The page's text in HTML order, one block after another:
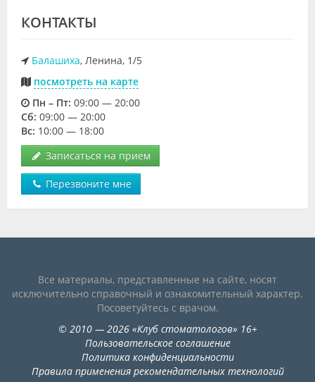
КОНТАКТЫ
Балашиха, Ленина, 1/5
посмотреть на карте
Пн – Пт: 09:00 — 20:00
Cб: 09:00 — 20:00
Вс: 10:00 — 18:00
Записаться на прием
Перезвоните мне
Все материалы, представленные на сайте, носят
исключительно справочный и ознакомительный характер.
Посоветуйтесь с врачом.
© 2010— 2026«Клуб стоматологов» 16+
Пользовательское соглашение
Политика конфиденциальности
Правила применения рекомендательных технологий